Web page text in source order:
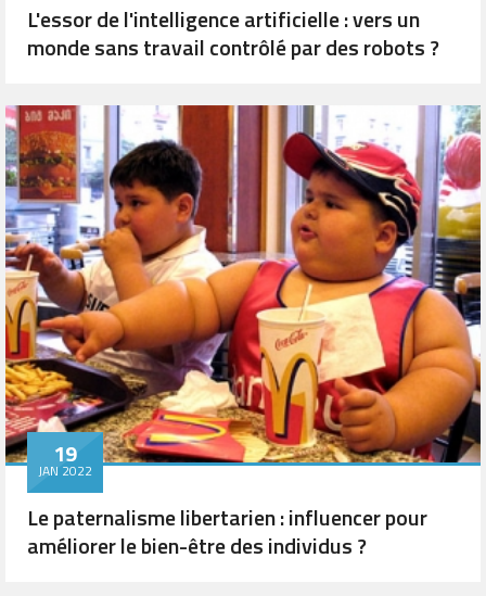
L'essor de l'intelligence artificielle : vers un
monde sans travail contrôlé par des robots ?
19
JAN 2022
Le paternalisme libertarien : influencer pour
améliorer le bien-être des individus ?